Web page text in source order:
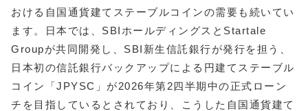
おける自国通貨建てステーブルコインの需要も続いてい
ます。日本では、SBIホールディングスとStartale
Groupが共同開発し、SBI新生信託銀行が発行を担う、
日本初の信託銀行バックアップによる円建てステーブル
コイン「JPYSC」が2026年第2四半期中の正式ローン
チを目指しているとされており、こうした自国通貨建て